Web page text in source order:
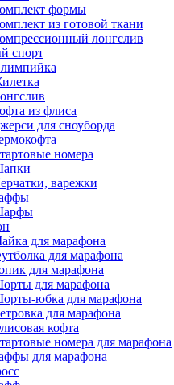
формы
из готовой ткани
лонгслив
спорт
из флиса
для сноуборда
номера
варежки
для марафона
для марафона
для марафона
для марафона
юбка для марафона
для марафона
кофта
номера для марафона
для марафона